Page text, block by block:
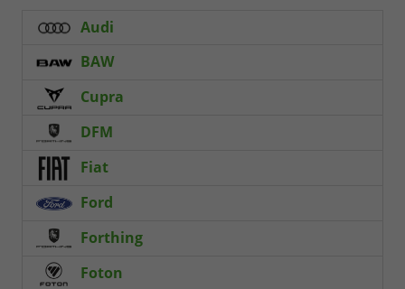
Audi
BAW
Cupra
DFM
Fiat
Ford
Forthing
Foton